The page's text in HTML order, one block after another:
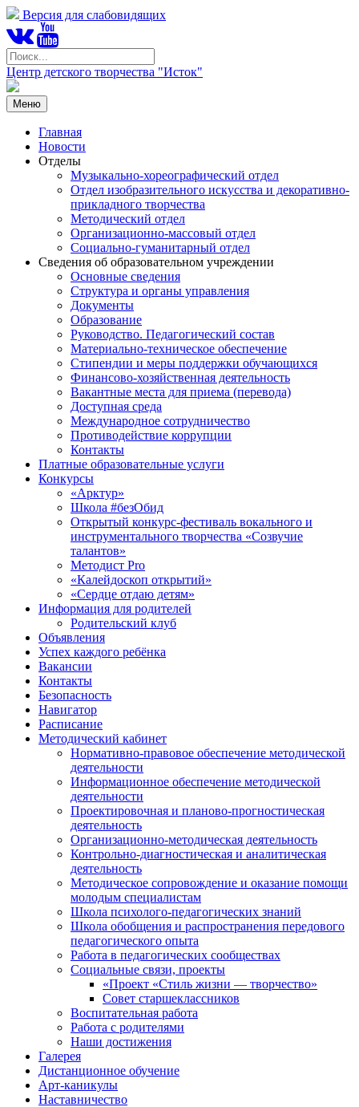
Версия для слабовидящих
Центр детского творчества "Исток"
Меню
Главная
Новости
Отделы
Музыкально-хореографический отдел
Отдел изобразительного искусства и декоративно-
прикладного творчества
Методический отдел
Организационно-массовый отдел
Социально-гуманитарный отдел
Сведения об образовательном учреждении
Основные сведения
Структура и органы управления
Документы
Образование
Руководство. Педагогический состав
Материально-техническое обеспечение
Стипендии и меры поддержки обучающихся
Финансово-хозяйственная деятельность
Вакантные места для приема (перевода)
Доступная среда
Международное сотрудничество
Противодействие коррупции
Контакты
Платные образовательные услуги
Конкурсы
«Арктур»
Школа #безОбид
Открытый конкурс-фестиваль вокального и
инструментального творчества «Созвучие
талантов»
Методист Pro
«Калейдоскоп открытий»
«Сердце отдаю детям»
Информация для родителей
Родительский клуб
Объявления
Успех каждого ребёнка
Вакансии
Контакты
Безопасность
Навигатор
Расписание
Методический кабинет
Нормативно-правовое обеспечение методической
деятельности
Информационное обеспечение методической
деятельности
Проектировочная и планово-прогностическая
деятельность
Организационно-методическая деятельность
Контрольно-диагностическая и аналитическая
деятельность
Методическое сопровождение и оказание помощи
молодым специалистам
Школа психолого-педагогических знаний
Школа обобщения и распространения передового
педагогического опыта
Работа в педагогических сообществах
Социальные связи, проекты
«Проект «Стиль жизни — творчество»
Совет старшеклассников
Воспитательная работа
Работа с родителями
Наши достижения
Галерея
Дистанционное обучение
Арт-каникулы
Наставничество